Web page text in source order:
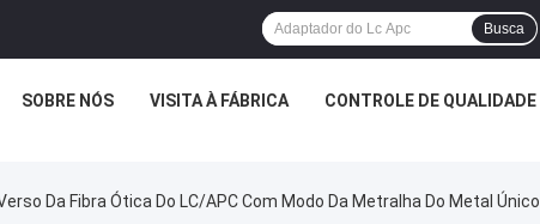
Busca
SOBRE NÓS VISITA À FÁBRICA CONTROLE DE QUALIDADE
Da Fibra Ótica Do LC/APC Com Modo Da Metralha Do Metal Único